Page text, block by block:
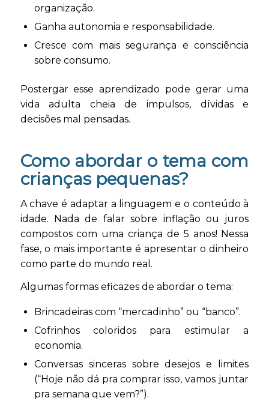
organização.
Ganha autonomia e responsabilidade.
Cresce com mais segurança e consciência
sobre consumo.
Postergar esse aprendizado pode gerar uma
vida adulta cheia de impulsos, dívidas e
decisões mal pensadas.
Como abordar o tema com
crianças pequenas?
A chave é adaptar a linguagem e o conteúdo à
idade. Nada de falar sobre inflação ou juros
compostos com uma criança de 5 anos! Nessa
fase, o mais importante é apresentar o dinheiro
como parte do mundo real.
Algumas formas eficazes de abordar o tema:
Brincadeiras com “mercadinho” ou “banco”.
Cofrinhos coloridos para estimular a
economia.
Conversas sinceras sobre desejos e limites
(“Hoje não dá pra comprar isso, vamos juntar
pra semana que vem?”).